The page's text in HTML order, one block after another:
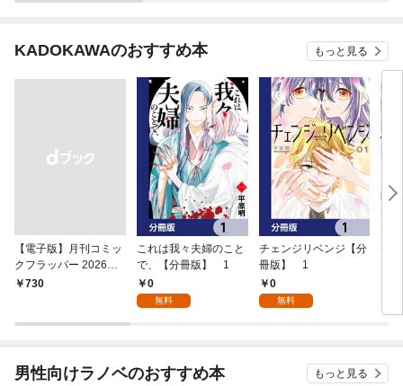
KADOKAWAのおすすめ本 もっと見る
【電子版】月刊コミッ
クフラッパー 2026年9
月号
￥730
これは我々夫婦のこと
で、【分冊版】 1
0
無料
チェンジリベンジ【分
冊版】 1
0
無料
チ
男性向けラノベのおすすめ本 もっと見る